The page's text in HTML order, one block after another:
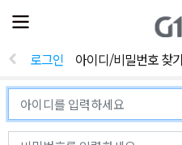
전
체
뉴
열
로그인 아이디/비밀번호 찾기